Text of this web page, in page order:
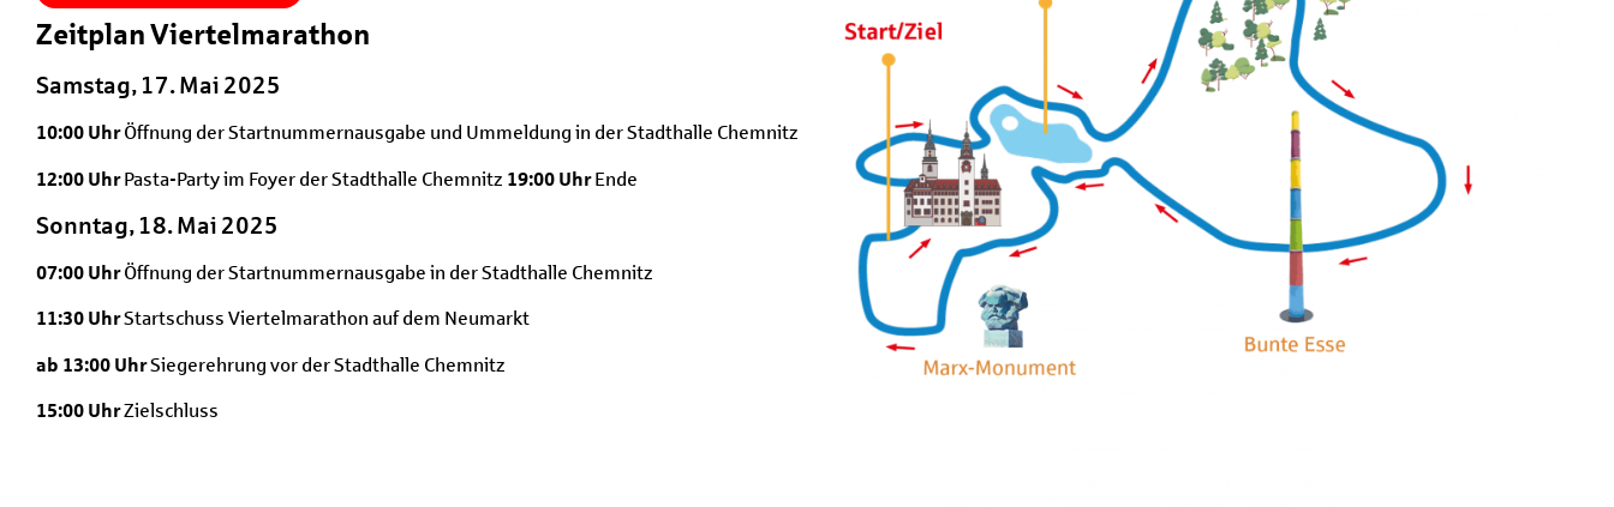
Zeitplan Viertelmarathon
Samstag, 17. Mai 2025
10:00 UhrÖffnung der Startnummernausgabe und Ummeldung in der Stadthalle Chemnitz
12:00 UhrPasta-Party im Foyer der Stadthalle Chemnitz 19:00 UhrEnde
Sonntag, 18. Mai 2025
07:00 UhrÖffnung der Startnummernausgabe in der Stadthalle Chemnitz
11:30 UhrStartschuss Viertelmarathon auf dem Neumarkt
ab 13:00 UhrSiegerehrung vor der Stadthalle Chemnitz
15:00 UhrZielschluss